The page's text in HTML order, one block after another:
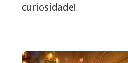
curiosidade!